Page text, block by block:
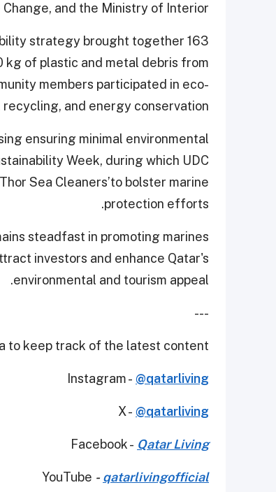
and the Ministry of Interior.
strategy brought together 163
kg of plastic and metal debris from
members participated in eco-
and energy conservation.
ensuring minimal environmental
Week, during which UDC
Sea Cleaners’to bolster marine
protection efforts.
steadfast in promoting marines
investors and enhance Qatar's
environmental and tourism appeal.
---
to keep track of the latest content.
Instagram - @qatarliving
X - @qatarliving
Facebook - Qatar Living
YouTube - qatarlivingofficial